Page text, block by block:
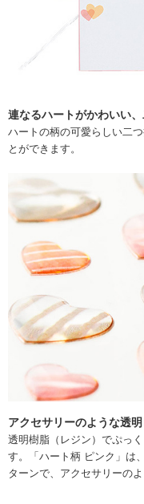
連なるハートがかわいい
ハートの柄の可愛らしい二
とができます。
アクセサリーのような透
透明樹脂（レジン）でぷっ
す。「ハート柄 ピンク」は
ターンで、アクセサリーの